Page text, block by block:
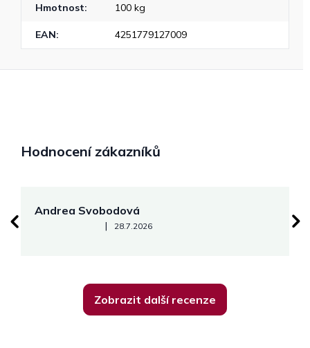
Hmotnost: 100 kg
EAN: 4251779127009
Hodnocení zákazníků
Andrea Svobodová
Hodnocení obchodu je 5 z 5 hvězdiček.
| 28.7.2026
Zobrazit další recenze